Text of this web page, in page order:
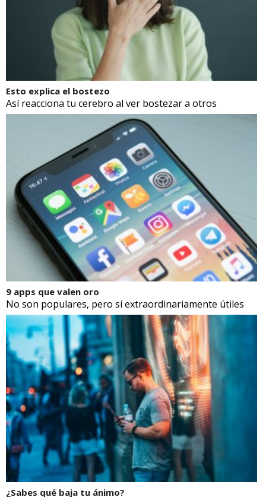
Esto explica el bostezo
Así reacciona tu cerebro al ver bostezar a otros
9 apps que valen oro
No son populares, pero sí extraordinariamente útiles
¿Sabes qué baja tu ánimo?